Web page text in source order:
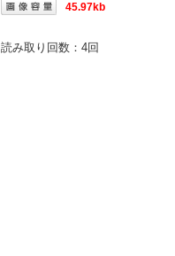
45.97kb
読み取り回数： 4回